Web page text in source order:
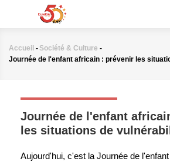
principal
Fil
Accueil - Société & Culture -
Journée de l'enfant africain : prévenir les
Journée de l'enfant
les situations de
Aujourd'hui, c'est la Journée de